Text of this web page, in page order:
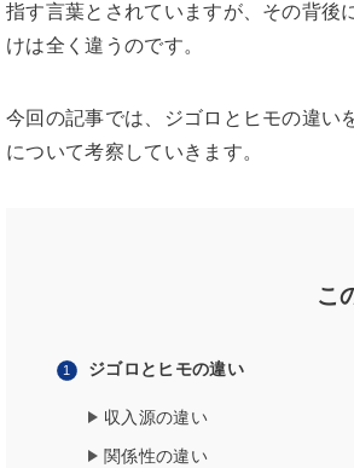
指す言葉とされていますが、その背後
けは全く違うのです。
今回の記事では、ジゴロとヒモの違い
について考察していきます。
こ
ジゴロとヒモの違い
収入源の違い
関係性の違い